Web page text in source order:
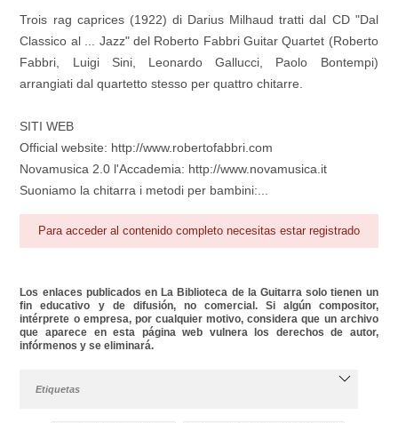
Área personal Reproductor
Trois rag caprices (1922) di Darius Milhaud tratti dal CD "Dal
Classico al ... Jazz" del Roberto Fabbri Guitar Quartet (Roberto
Fabbri, Luigi Sini, Leonardo Gallucci, Paolo Bontempi)
arrangiati dal quartetto stesso per quattro chitarre.
SITI WEB
Official website: http://www.robertofabbri.com
Novamusica 2.0 l'Accademia: http://www.novamusica.it
Suoniamo la chitarra i metodi per bambini:...
Para acceder al contenido completo necesitas estar registrado
Los enlaces publicados en La Biblioteca de la Guitarra solo tienen un
fin educativo y de difusión, no comercial. Si algún compositor,
intérprete o empresa, por cualquier motivo, considera que un archivo
que aparece en esta página web vulnera los derechos de autor,
infórmenos y se eliminará.
Etiquetas